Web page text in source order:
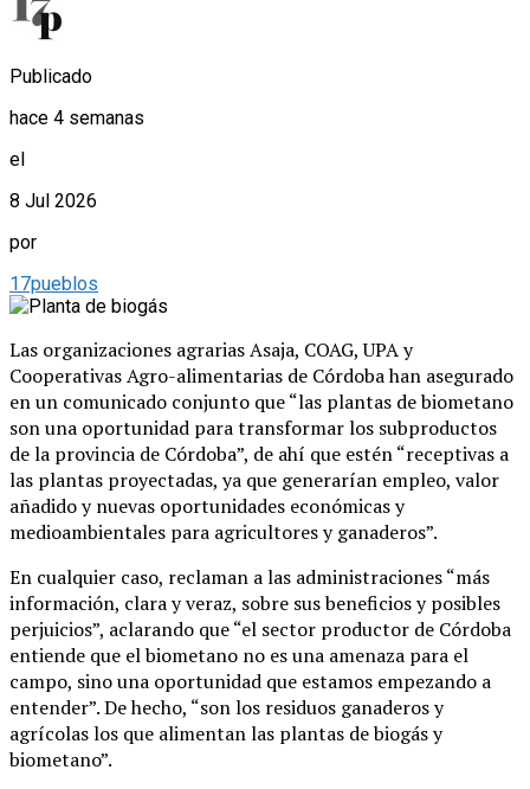
Publicado
hace 4 semanas
el
8 Jul 2026
por
17pueblos
Las organizaciones agrarias Asaja, COAG, UPA y
Cooperativas Agro-alimentarias de Córdoba han asegurado
en un comunicado conjunto que “las plantas de biometano
son una oportunidad para transformar los subproductos
de la provincia de Córdoba”, de ahí que estén “receptivas a
las plantas proyectadas, ya que generarían empleo, valor
añadido y nuevas oportunidades económicas y
medioambientales para agricultores y ganaderos”.
En cualquier caso, reclaman a las administraciones “más
información, clara y veraz, sobre sus beneficios y posibles
perjuicios”, aclarando que “el sector productor de Córdoba
entiende que el biometano no es una amenaza para el
campo, sino una oportunidad que estamos empezando a
entender”. De hecho, “son los residuos ganaderos y
agrícolas los que alimentan las plantas de biogás y
biometano”.